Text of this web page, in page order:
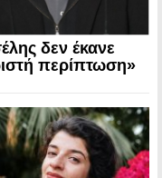
δεν έκανε
περίπτωση»